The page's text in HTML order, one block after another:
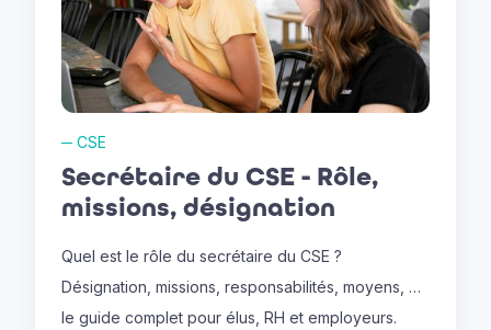
─ CSE
Secrétaire du CSE - Rôle,
missions, désignation
Quel est le rôle du secrétaire du CSE ?
Désignation, missions, responsabilités, moyens, …
le guide complet pour élus, RH et employeurs.